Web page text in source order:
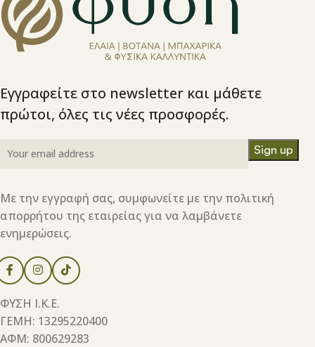
Εγγραφείτε στο newsletter και μάθετε
πρώτοι, όλες τις νέες προσφορές.
Με την εγγραφή σας, συμφωνείτε με την πολιτική
απορρήτου της εταιρείας για να λαμβάνετε
ενημερώσεις.
ΦΥΣΗ Ι.Κ.Ε.
ΓΕΜΗ: 13295220400
ΑΦΜ: 800629283